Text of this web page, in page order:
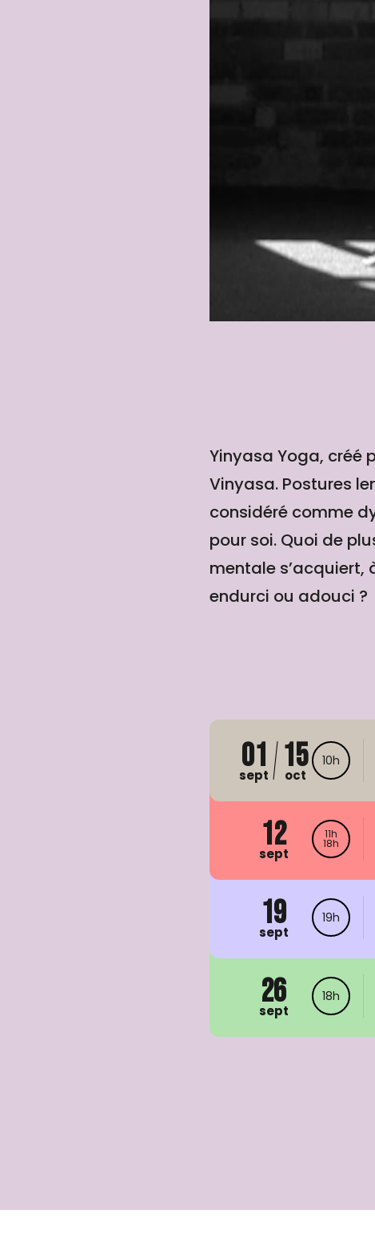
Yinyasa Yoga, créé
Vinyasa. Postures
considéré comme
pour soi. Quoi de
mentale s’acquiert,
endurci ou adouci ?
01
sept 15
oct
10h
12
sept
11h
18h
19
sept
19h
26
sept
18h